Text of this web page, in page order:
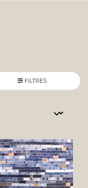
FILTRES